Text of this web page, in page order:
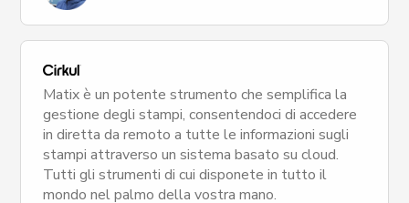
Matix è un potente strumento che semplifica la
gestione degli stampi, consentendoci di accedere
in diretta da remoto a tutte le informazioni sugli
stampi attraverso un sistema basato su cloud.
Tutti gli strumenti di cui disponete in tutto il
mondo nel palmo della vostra mano.